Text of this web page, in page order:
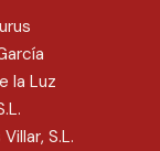
la Luz
S.L.